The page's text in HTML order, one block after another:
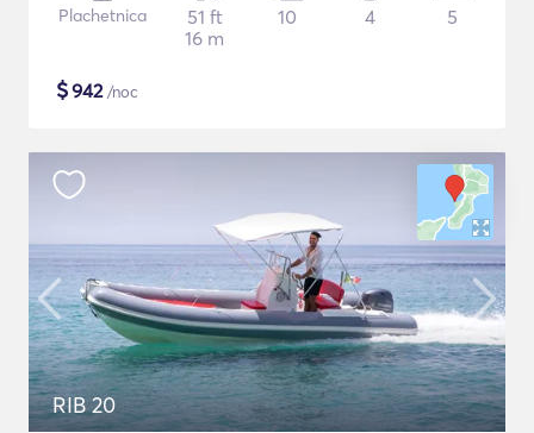
Plachetnica
51 ft
16 m
10 4 5
$942/noc
RIB 20